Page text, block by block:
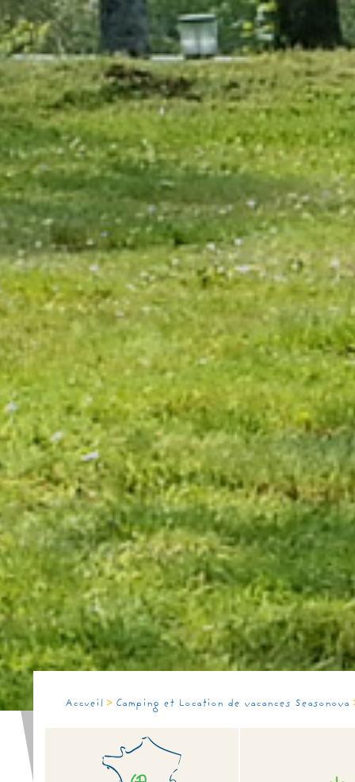
Accueil> Camping et Location de vacances Seasonova